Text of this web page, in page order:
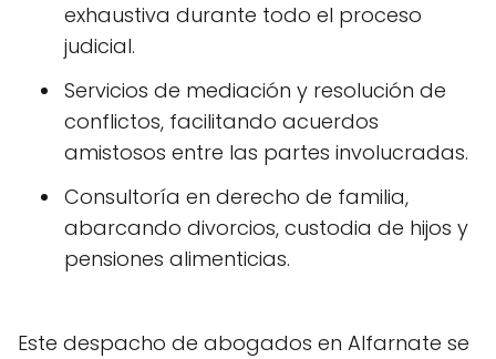
exhaustiva durante todo el proceso
judicial.
Servicios de mediación y resolución de
conflictos, facilitando acuerdos
amistosos entre las partes involucradas.
Consultoría en derecho de familia,
abarcando divorcios, custodia de hijos y
pensiones alimenticias.
Este despacho de abogados en Alfarnate se